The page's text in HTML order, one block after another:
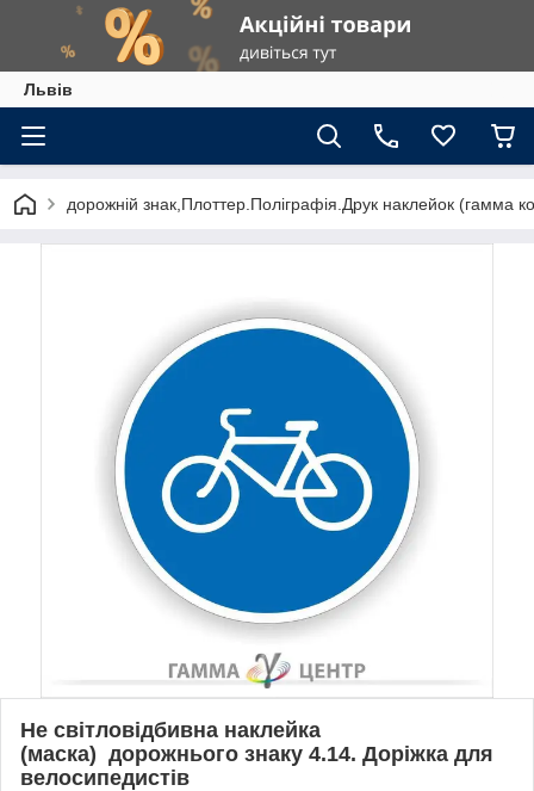
Львів
дорожній знак,Плоттер.Поліграфія.Друк наклейок (гамма
Не світловідбивна наклейка
(маска) дорожнього знаку 4.14. Доріжка для
велосипедистів